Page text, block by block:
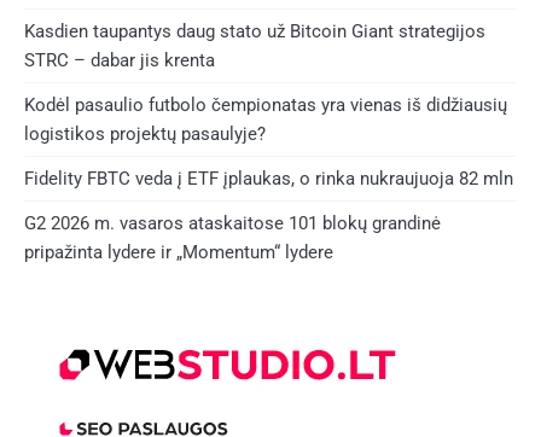
Kasdien taupantys daug stato už Bitcoin Giant strategijos
STRC – dabar jis krenta
Kodėl pasaulio futbolo čempionatas yra vienas iš didžiausių
logistikos projektų pasaulyje?
Fidelity FBTC veda į ETF įplaukas, o rinka nukraujuoja 82 mln
G2 2026 m. vasaros ataskaitose 101 blokų grandinė
pripažinta lydere ir „Momentum“ lydere